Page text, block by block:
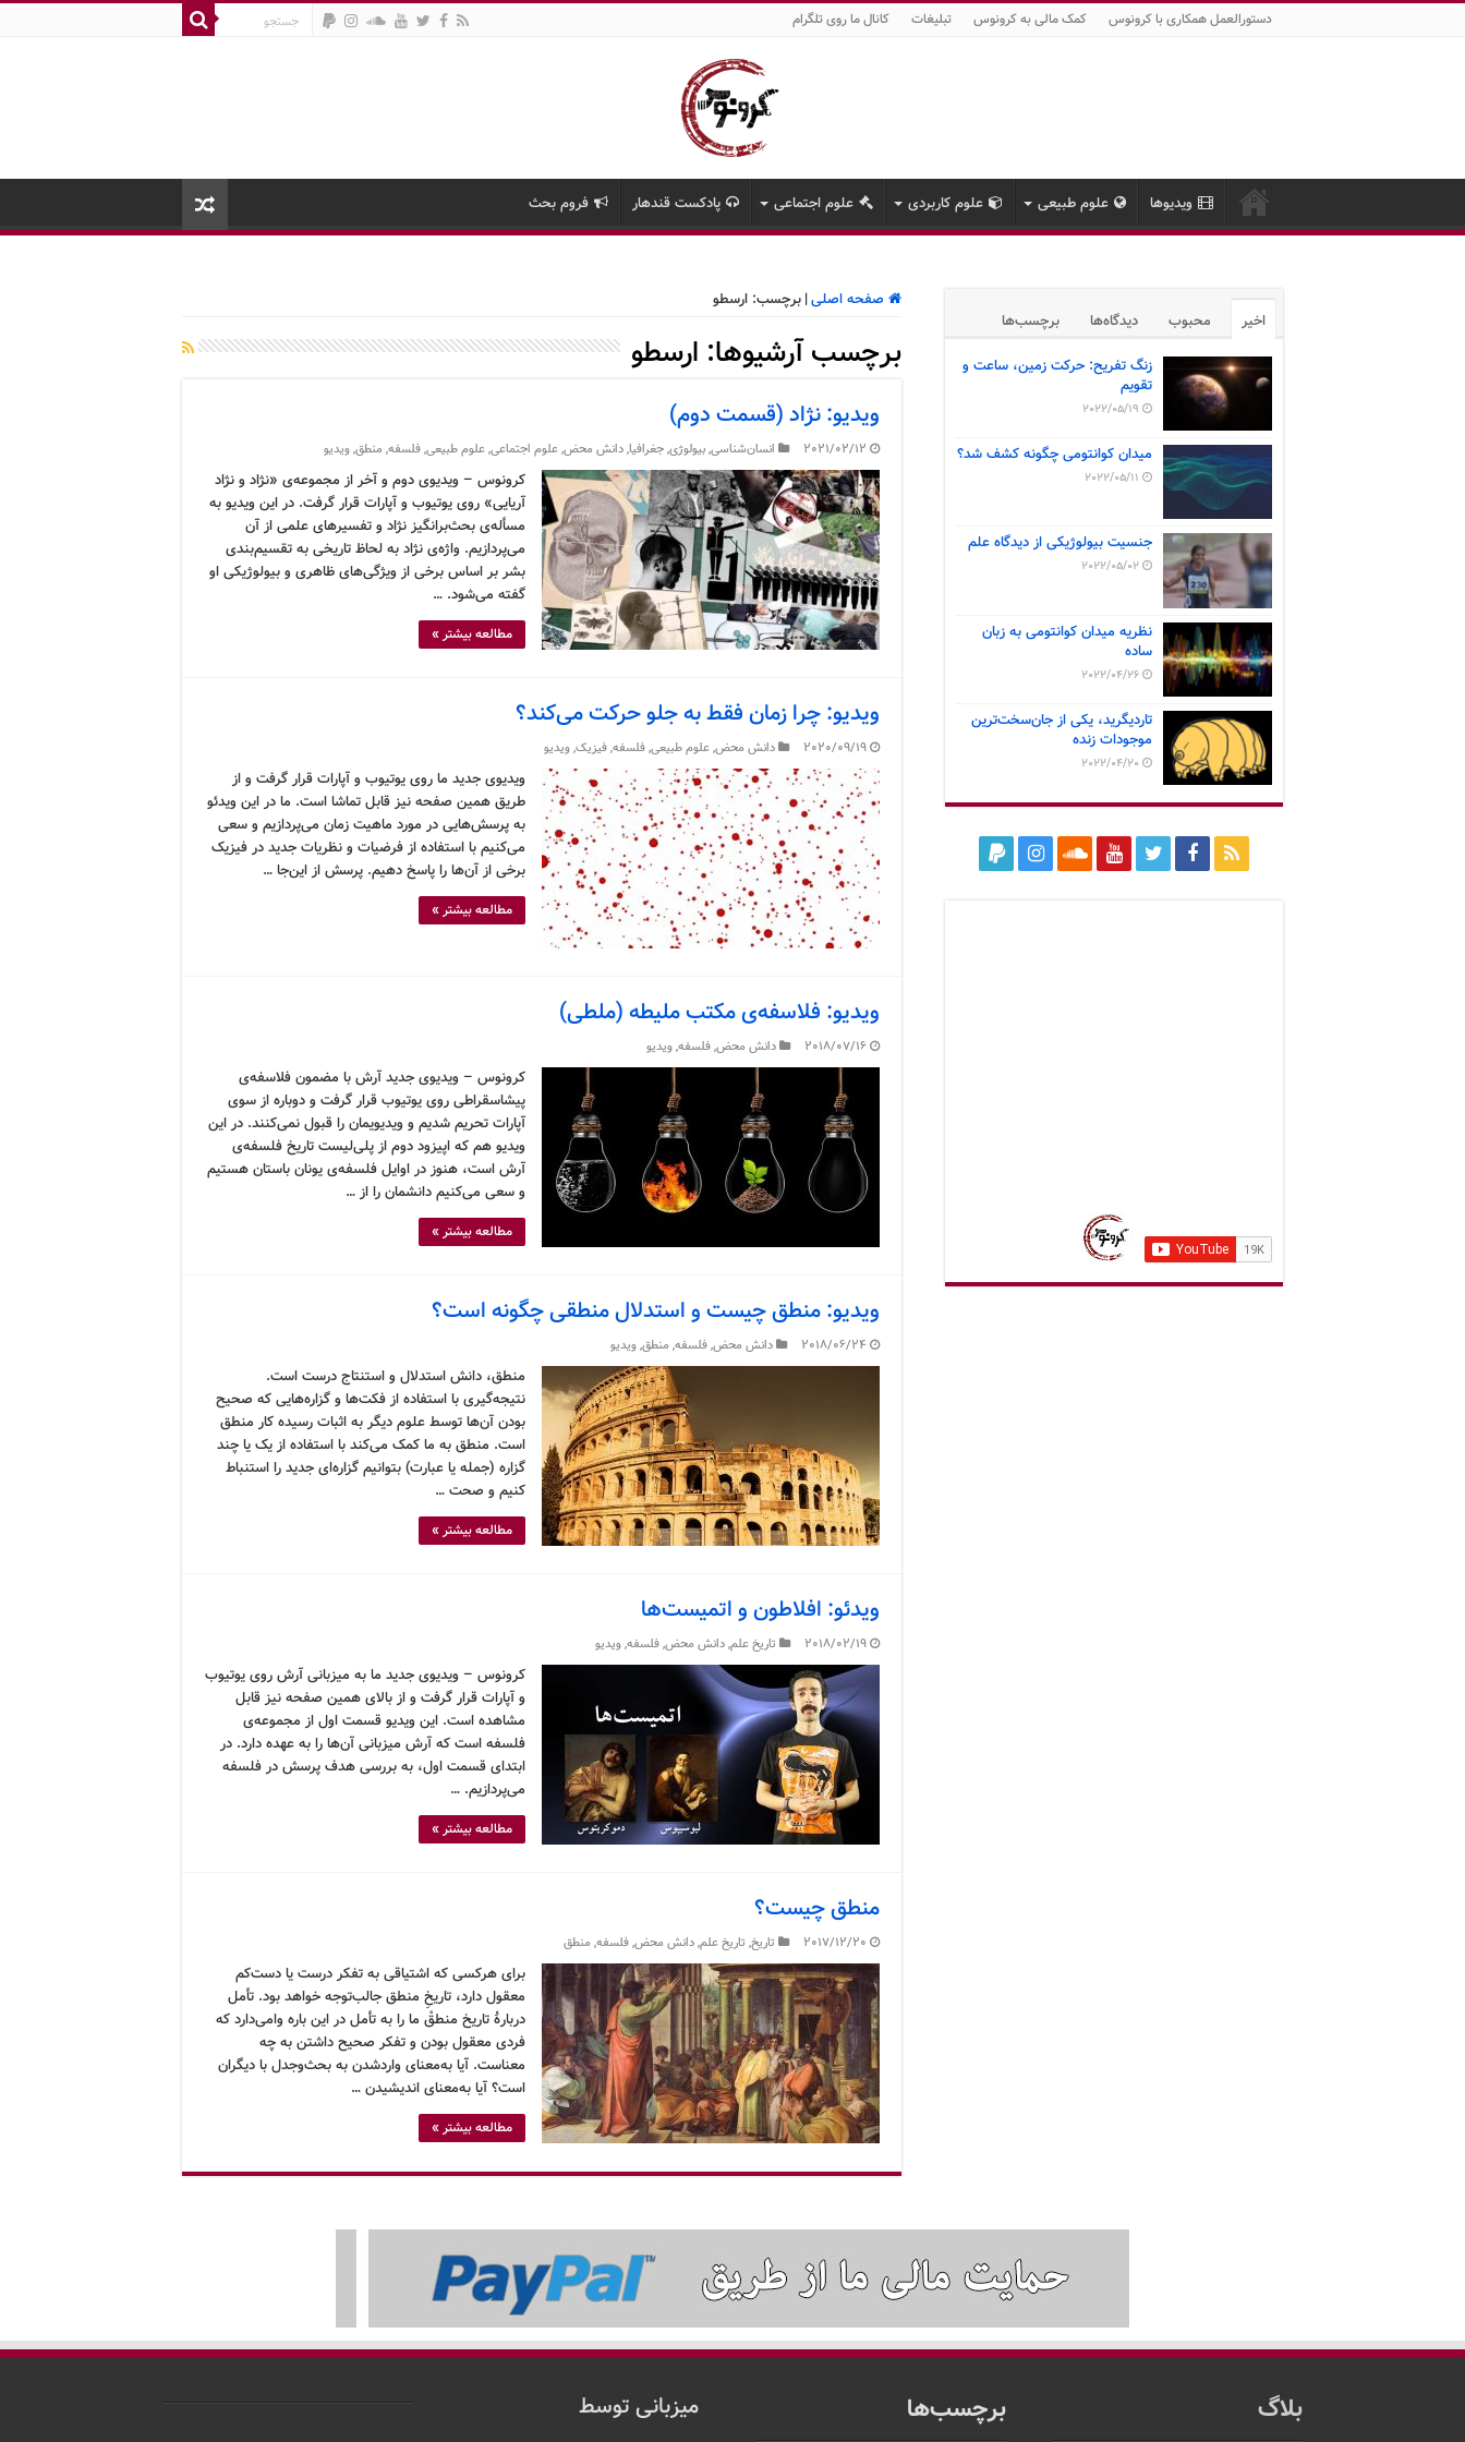
دستورالعمل همکاری با کرونوس کمک مالی به کرونوس تبلیغات کانال ما روی تلگرام
ویدیوها علوم طبیعی علوم کاربردی علوم اجتماعی پادکست قندهار فروم بحث
صفحه اصلی| برچسب: ارسطو
برچسب آرشیوها: ارسطو
ویدیو: نژاد (قسمت دوم)
2021/02/12 انسان‌شناسی,بیولوژی,جغرافیا,دانش محض,علوم اجتماعی,علوم طبیعی,فلسفه, منطق,ویدیو
کرونوس – ویدیوی دوم و آخر از مجموعه‌ی «نژاد و نژاد
آریایی» روی یوتیوب و آپارات قرار گرفت. در این ویدیو به
مسأله‌ی بحث‌برانگیز نژاد و تفسیرهای علمی از آن
می‌پردازیم. واژه‌ی نژاد به لحاظ تاریخی به تقسیم‌بندی
بشر بر اساس برخی از ویژگی‌های ظاهری و بیولوژیکی او
گفته می‌شود. …
مطالعه بیشتر »
ویدیو: چرا زمان فقط به جلو حرکت می‌کند؟
2020/09/19 دانش محض,علوم طبیعی,فلسفه,فیزیک,ویدیو
ویدیوی جدید ما روی یوتیوب و آپارات قرار گرفت و از
طریق همین صفحه نیز قابل تماشا است. ما در این ویدئو
به پرسش‌هایی در مورد ماهیت زمان می‌پردازیم و سعی
می‌کنیم با استفاده از فرضیات و نظریات جدید در فیزیک
برخی از آن‌ها را پاسخ دهیم. پرسش از این‌جا …
مطالعه بیشتر »
ویدیو: فلاسفه‌ی مکتب ملیطه (ملطی)
2018/07/16 دانش محض,فلسفه,ویدیو
کرونوس – ویدیوی جدید آرش با مضمون فلاسفه‌ی
پیشاسقراطی روی یوتیوب قرار گرفت و دوباره از سوی
آپارات تحریم شدیم و ویدیویمان را قبول نمی‌کنند. در این
ویدیو هم که اپیزود دوم از پلی‌لیست تاریخ فلسفه‌ی
آرش است، هنوز در اوایل فلسفه‌ی یونان باستان هستیم
و سعی می‌کنیم دانشمان را از …
مطالعه بیشتر »
ویدیو: منطق چیست و استدلال منطقی چگونه است؟
2018/06/24 دانش محض,فلسفه, منطق,ویدیو
منطق، دانش استدلال و استنتاج درست است.
نتیجه‌گیری با استفاده از فکت‌ها و گزاره‌هایی که صحیح
بودن آن‌ها توسط علوم دیگر به اثبات رسیده کار منطق
است. منطق به ما کمک می‌کند با استفاده از یک یا چند
گزاره (جمله یا عبارت) بتوانیم گزاره‌ای جدید را استنباط
کنیم و صحت …
مطالعه بیشتر »
ویدئو: افلاطون و اتمیست‌ها
2018/02/19 تاریخ علم,دانش محض,فلسفه,ویدیو
کرونوس – ویدیوی جدید ما به میزبانی آرش روی یوتیوب
و آپارات قرار گرفت و از بالای همین صفحه نیز قابل
مشاهده است. این ویدیو قسمت اول از مجموعه‌ی
فلسفه است که آرش میزبانی آن‌ها را به عهده دارد. در
ابتدای قسمت اول، به بررسی هدف پرسش در فلسفه
می‌پردازیم. …
مطالعه بیشتر »
منطق چیست؟
2017/12/20 تاریخ, تاریخ علم,دانش محض,فلسفه, منطق
برای هرکسی که اشتیاقی به تفکر درست یا دست‌کم
معقول دارد، تاریخِ منطق جالب‌توجه خواهد بود. تأمل
دربارۀ تاریخ منطقْ ما را به تأمل در این باره وامی‌دارد که
فردی معقول بودن و تفکر صحیح داشتن به چه
معناست. آیا به‌معنای وارد‌شدن به بحث‌وجدل با دیگران
است؟ آیا به‌معنای اندیشیدن …
مطالعه بیشتر »
اخیر محبوب دیدگاه‌ها برچسب‌ها
زنگ تفریح: حرکت زمین، ساعت و
تقویم
2022/05/19
میدان کوانتومی چگونه کشف شد؟
2022/05/11
جنسیت بیولوژیکی از دیدگاه علم
2022/05/02
نظریه میدان کوانتومی به زبان
ساده
2022/04/26
تاردیگرید، یکی از جان‌سخت‌ترین
موجودات زنده
2022/04/20
بلاگ برچسب‌ها میزبانی توسط